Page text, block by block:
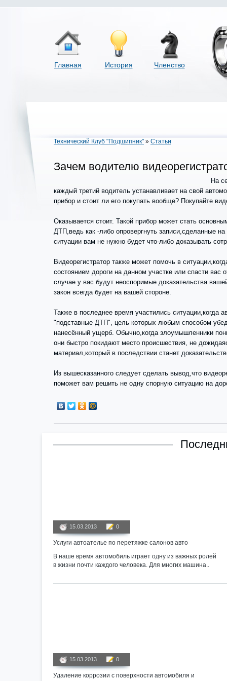
Главная История Членство
Технический Клуб "Подшипник" » Статьи
Зачем водителю
На
каждый третий водитель устанавливает на свой
прибор и стоит ли его покупать вообще? Покупайте
Оказывается стоит. Такой прибор может стать
ДТП,ведь как -либо опровергнуть записи,сделанные
ситуации вам не нужно будет что-либо доказывать
Видеорегистратор также может помочь в
состоянием дороги на данном участке или спасти
случае у вас будут неоспоримые доказательства
закон всегда будет на вашей стороне.
Также в последнее время участились ситуации,когда
"подставные ДТП", цель которых любым способом
нанесённый ущерб. Обычно,когда злоумышленники
они быстро покидают место происшествия, не
материал,который в последствии станет
Из вышесказанного следует сделать вывод,что
поможет вам решить не одну спорную ситуацию на
15.03.2013 0
Услуги автоателье по перетяжке салонов авто
В наше время автомобиль играет одну из важных ролей
в жизни почти каждого человека. Для многих машина..
15.03.2013 0
Удаление коррозии с поверхности автомобиля и